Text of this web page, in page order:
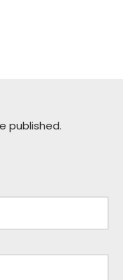
published.